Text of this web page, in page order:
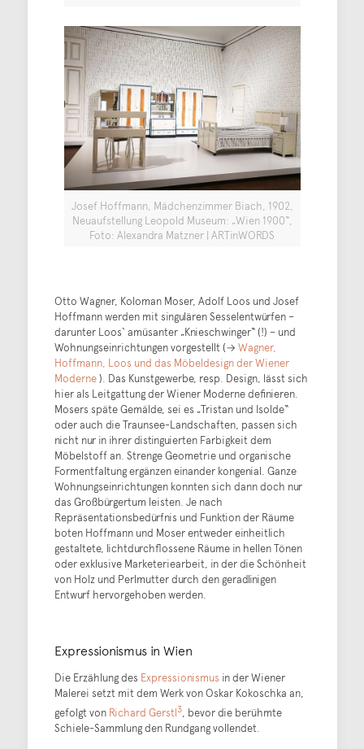
Josef Hoffmann, Mädchenzimmer Biach, 1902,
Neuaufstellung Leopold Museum: „Wien 1900“,
Foto: Alexandra Matzner | ARTinWORDS
Otto Wagner, Koloman Moser, Adolf Loos und Josef
Hoffmann werden mit singulären Sesselentwürfen –
darunter Loos‘ amüsanter „Knieschwinger“ (!) – und
Wohnungseinrichtungen vorgestellt (→ Wagner,
Hoffmann, Loos und das Möbeldesign der Wiener
Moderne). Das Kunstgewerbe, resp. Design, lässt sich
hier als Leitgattung der Wiener Moderne definieren.
Mosers späte Gemälde, sei es „Tristan und Isolde“
oder auch die Traunsee-Landschaften, passen sich
nicht nur in ihrer distinguierten Farbigkeit dem
Möbelstoff an. Strenge Geometrie und organische
Formentfaltung ergänzen einander kongenial. Ganze
Wohnungseinrichtungen konnten sich dann doch nur
das Großbürgertum leisten. Je nach
Repräsentationsbedürfnis und Funktion der Räume
boten Hoffmann und Moser entweder einheitlich
gestaltete, lichtdurchflossene Räume in hellen Tönen
oder exklusive Marketeriearbeit, in der die Schönheit
von Holz und Perlmutter durch den geradlinigen
Entwurf hervorgehoben werden.
Expressionismus in Wien
Die Erzählung des Expressionismus in der Wiener
Malerei setzt mit dem Werk von Oskar Kokoschka an,
gefolgt von Richard Gerstl3, bevor die berühmte
Schiele-Sammlung den Rundgang vollendet.